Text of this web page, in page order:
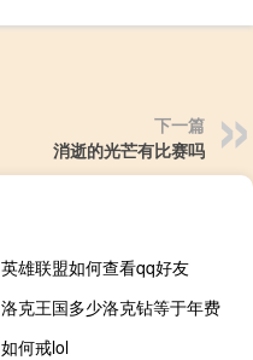
下一篇
消逝的光芒有比赛吗
英雄联盟如何查看qq好友
洛克王国多少洛克钻等于年费
如何戒lol